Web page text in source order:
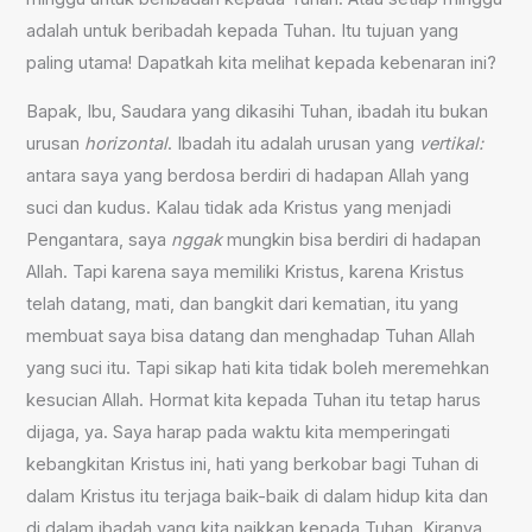
adalah untuk beribadah kepada Tuhan. Itu tujuan yang
paling utama! Dapatkah kita melihat kepada kebenaran ini?
Bapak, Ibu, Saudara yang dikasihi Tuhan, ibadah itu bukan
urusan horizontal. Ibadah itu adalah urusan yang vertikal:
antara saya yang berdosa berdiri di hadapan Allah yang
suci dan kudus. Kalau tidak ada Kristus yang menjadi
Pengantara, saya nggakmungkin bisa berdiri di hadapan
Allah. Tapi karena saya memiliki Kristus, karena Kristus
telah datang, mati, dan bangkit dari kematian, itu yang
membuat saya bisa datang dan menghadap Tuhan Allah
yang suci itu. Tapi sikap hati kita tidak boleh meremehkan
kesucian Allah. Hormat kita kepada Tuhan itu tetap harus
dijaga, ya. Saya harap pada waktu kita memperingati
kebangkitan Kristus ini, hati yang berkobar bagi Tuhan di
dalam Kristus itu terjaga baik-baik di dalam hidup kita dan